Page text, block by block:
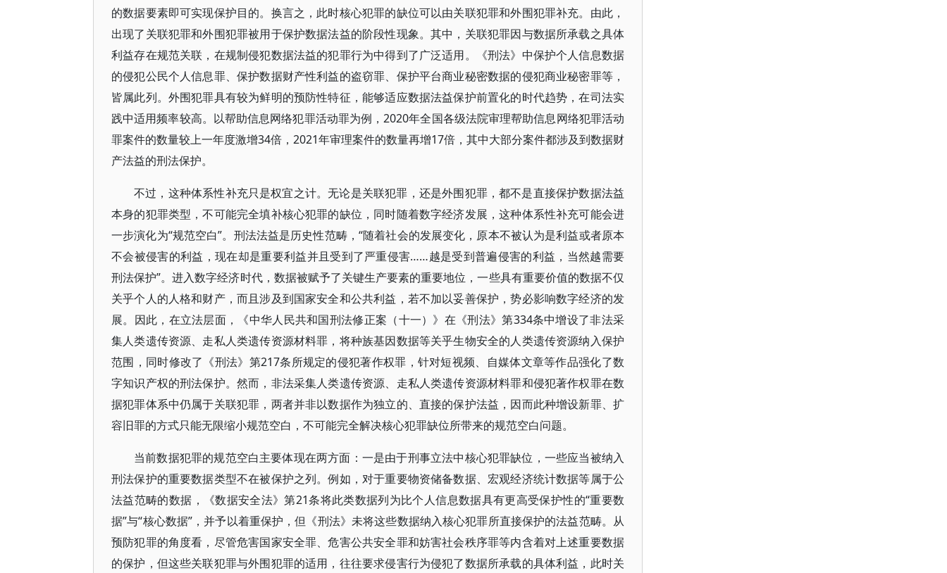
的数据要素即可实现保护目的。换言之，此时核心犯罪的缺位可以由关联犯罪和外围犯罪补充。由此，
出现了关联犯罪和外围犯罪被用于保护数据法益的阶段性现象。其中，关联犯罪因与数据所承载之具体
利益存在规范关联，在规制侵犯数据法益的犯罪行为中得到了广泛适用。《刑法》中保护个人信息数据
的侵犯公民个人信息罪、保护数据财产性利益的盗窃罪、保护平台商业秘密数据的侵犯商业秘密罪等，
皆属此列。外围犯罪具有较为鲜明的预防性特征，能够适应数据法益保护前置化的时代趋势，在司法实
践中适用频率较高。以帮助信息网络犯罪活动罪为例，2020年全国各级法院审理帮助信息网络犯罪活动
罪案件的数量较上一年度激增34倍，2021年审理案件的数量再增17倍，其中大部分案件都涉及到数据财
产法益的刑法保护。
不过，这种体系性补充只是权宜之计。无论是关联犯罪，还是外围犯罪，都不是直接保护数据法益
本身的犯罪类型，不可能完全填补核心犯罪的缺位，同时随着数字经济发展，这种体系性补充可能会进
一步演化为“规范空白”。刑法法益是历史性范畴，“随着社会的发展变化，原本不被认为是利益或者原本
不会被侵害的利益，现在却是重要利益并且受到了严重侵害……越是受到普遍侵害的利益，当然越需要
刑法保护”。进入数字经济时代，数据被赋予了关键生产要素的重要地位，一些具有重要价值的数据不仅
关乎个人的人格和财产，而且涉及到国家安全和公共利益，若不加以妥善保护，势必影响数字经济的发
展。因此，在立法层面，《中华人民共和国刑法修正案（十一）》在《刑法》第334条中增设了非法采
集人类遗传资源、走私人类遗传资源材料罪，将种族基因数据等关乎生物安全的人类遗传资源纳入保护
范围，同时修改了《刑法》第217条所规定的侵犯著作权罪，针对短视频、自媒体文章等作品强化了数
字知识产权的刑法保护。然而，非法采集人类遗传资源、走私人类遗传资源材料罪和侵犯著作权罪在数
据犯罪体系中仍属于关联犯罪，两者并非以数据作为独立的、直接的保护法益，因而此种增设新罪、扩
容旧罪的方式只能无限缩小规范空白，不可能完全解决核心犯罪缺位所带来的规范空白问题。
当前数据犯罪的规范空白主要体现在两方面：一是由于刑事立法中核心犯罪缺位，一些应当被纳入
刑法保护的重要数据类型不在被保护之列。例如，对于重要物资储备数据、宏观经济统计数据等属于公
法益范畴的数据，《数据安全法》第21条将此类数据列为比个人信息数据具有更高受保护性的“重要数
据”与“核心数据”，并予以着重保护，但《刑法》未将这些数据纳入核心犯罪所直接保护的法益范畴。从
预防犯罪的角度看，尽管危害国家安全罪、危害公共安全罪和妨害社会秩序罪等内含着对上述重要数据
的保护，但这些关联犯罪与外围犯罪的适用，往往要求侵害行为侵犯了数据所承载的具体利益，此时关